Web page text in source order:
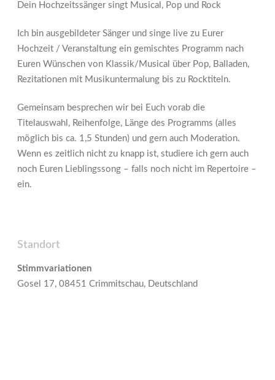
Dein Hochzeitssänger singt Musical, Pop und Rock
Ich bin ausgebildeter Sänger und singe live zu Eurer
Hochzeit / Veranstaltung ein gemischtes Programm nach
Euren Wünschen von Klassik/Musical über Pop, Balladen,
Rezitationen mit Musikuntermalung bis zu Rocktiteln.
Gemeinsam besprechen wir bei Euch vorab die
Titelauswahl, Reihenfolge, Länge des Programms (alles
möglich bis ca. 1,5 Stunden) und gern auch Moderation.
Wenn es zeitlich nicht zu knapp ist, studiere ich gern auch
noch Euren Lieblingssong – falls noch nicht im Repertoire –
ein.
Standort
Stimmvariationen
Gosel 17, 08451 Crimmitschau, Deutschland